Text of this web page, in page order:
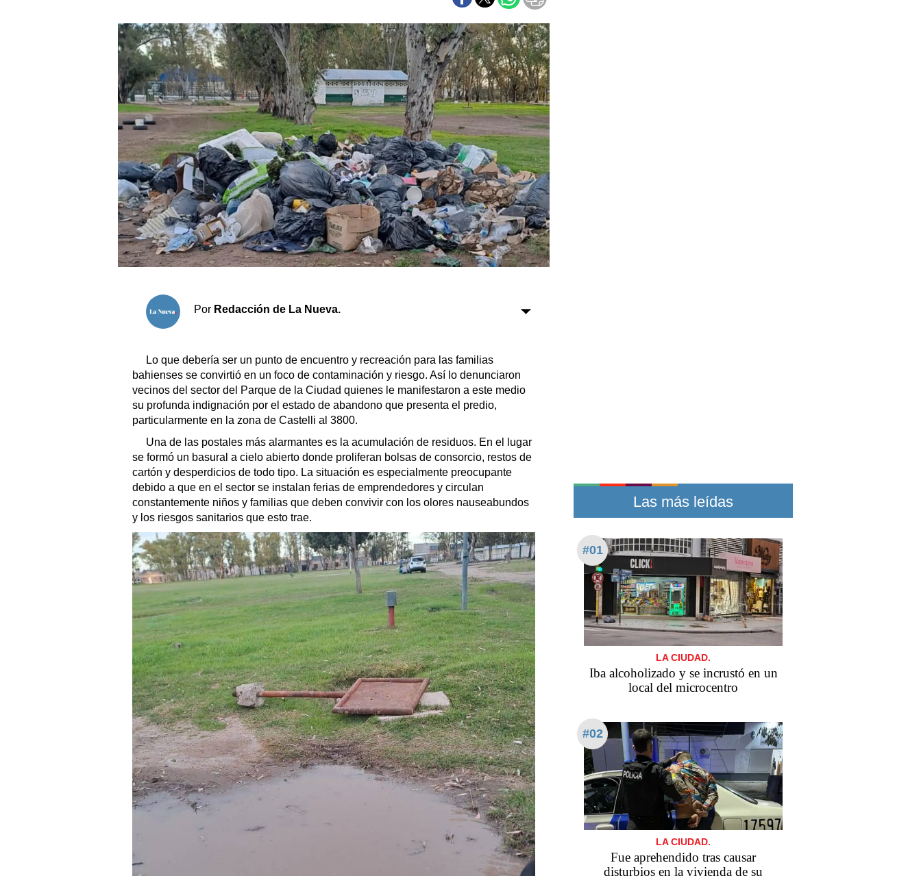
Arte y cultura
Aplausos
Cines
Economía y campo
Economía y finanzas
Con el campo
Espacio empresas
Sociedad y tiempo libre
Sociedad
Tecnología
Turismo
Salud
Es viral
El tiempo
Fúnebres
Clasificados
Suplementos
Servicios
Loterías
Datos Útiles
Fúnebres
Edictos
Por Redacción de La Nueva.
Lo que debería ser un punto de encuentro y recreación para las familias
bahienses se convirtió en un foco de contaminación y riesgo. Así lo denunciaron
vecinos del sector del Parque de la Ciudad quienes le manifestaron a este medio
su profunda indignación por el estado de abandono que presenta el predio,
particularmente en la zona de Castelli al 3800.
Una de las postales más alarmantes es la acumulación de residuos. En el lugar
se formó un basural a cielo abierto donde proliferan bolsas de consorcio, restos de
cartón y desperdicios de todo tipo. La situación es especialmente preocupante
debido a que en el sector se instalan ferias de emprendedores y circulan
constantemente niños y familias que deben convivir con los olores nauseabundos
y los riesgos sanitarios que esto trae.
Las más leídas
#01
LA CIUDAD.
Iba alcoholizado y se incrustó en un
local del microcentro
#02
LA CIUDAD.
Fue aprehendido tras causar
disturbios en la vivienda de su